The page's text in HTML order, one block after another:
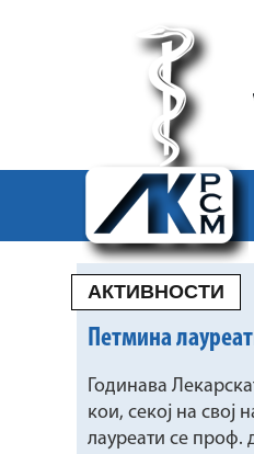
АКТИВНОСТИ
Петмина
Годинава
кои, секој на свој
лауреати се проф.